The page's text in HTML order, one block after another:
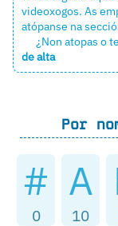
videoxogos. As
atópanse na
¿Non atopas o
de alta
Por
#
0
A
10